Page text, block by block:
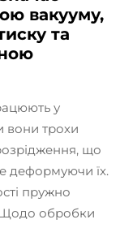
вакууму,
та
у
вони трохи
що
деформуючи їх.
пружно
Щодо обробки